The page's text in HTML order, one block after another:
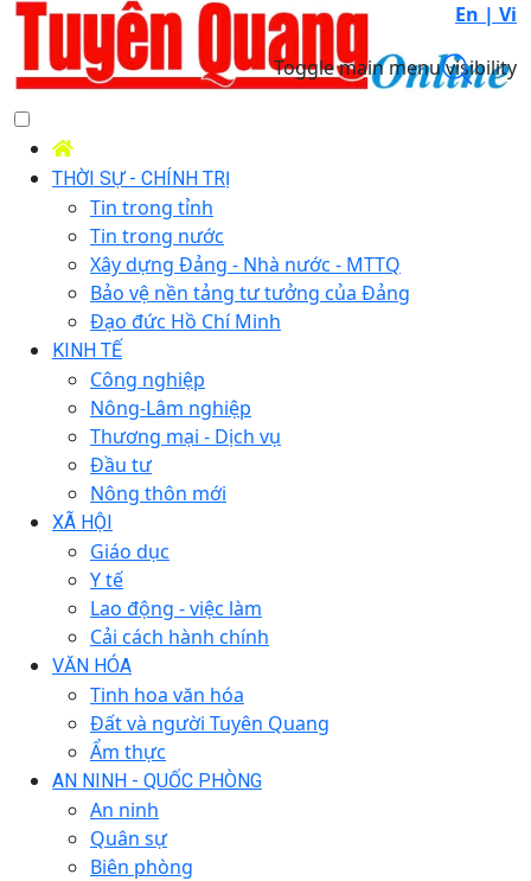
En | Vi
Toggle main menu visibility
THỜI SỰ - CHÍNH TRỊ
Tin trong tỉnh
Tin trong nước
Xây dựng Đảng - Nhà nước - MTTQ
Bảo vệ nền tảng tư tưởng của Đảng
Đạo đức Hồ Chí Minh
KINH TẾ
Công nghiệp
Nông-Lâm nghiệp
Thương mại - Dịch vụ
Đầu tư
Nông thôn mới
XÃ HỘI
Giáo dục
Y tế
Lao động - việc làm
Cải cách hành chính
VĂN HÓA
Tinh hoa văn hóa
Đất và người Tuyên Quang
Ẩm thực
AN NINH - QUỐC PHÒNG
An ninh
Quân sự
Biên phòng